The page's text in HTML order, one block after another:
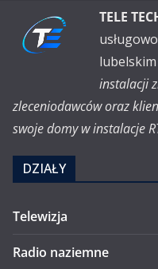
TELE
instalacji
zleceniodawców oraz
swoje domy w instalacje
DZIAŁY
Telewizja
Radio naziemne